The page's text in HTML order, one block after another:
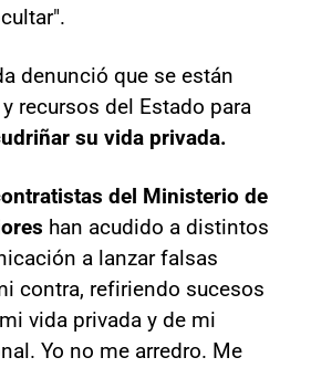
denunció que se están
recursos del Estado para
su vida privada.
del Ministerio de
han acudido a distintos
a lanzar falsas
contra, refiriendo sucesos
vida privada y de mi
Yo no me arredro. Me